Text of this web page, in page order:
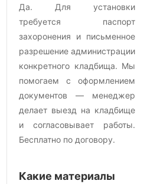
Да. Для установки
требуется паспорт
захоронения и письменное
разрешение администрации
конкретного кладбища. Мы
помогаем с оформлением
документов — менеджер
делает выезд на кладбище
и согласовывает работы.
Бесплатно по договору.
Какие материалы